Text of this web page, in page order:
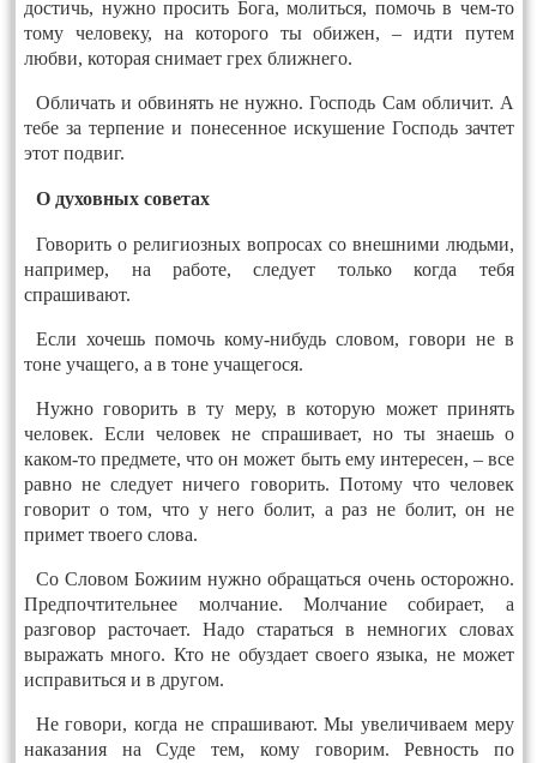
достичь, нужно просить Бога, молиться, помочь в чем-то
тому человеку, на которого ты обижен, – идти путем
любви, которая снимает грех ближнего.
Обличать и обвинять не нужно. Господь Сам обличит. А
тебе за терпение и понесенное искушение Господь зачтет
этот подвиг.
О духовных советах
Говорить о религиозных вопросах со внешними людьми,
например, на работе, следует только когда тебя
спрашивают.
Если хочешь помочь кому-нибудь словом, говори не в
тоне учащего, а в тоне учащегося.
Нужно говорить в ту меру, в которую может принять
человек. Если человек не спрашивает, но ты знаешь о
каком-то предмете, что он может быть ему интересен, – все
равно не следует ничего говорить. Потому что человек
говорит о том, что у него болит, а раз не болит, он не
примет твоего слова.
Со Словом Божиим нужно обращаться очень осторожно.
Предпочтительнее молчание. Молчание собирает, а
разговор расточает. Надо стараться в немногих словах
выражать много. Кто не обуздает своего языка, не может
исправиться и в другом.
Не говори, когда не спрашивают. Мы увеличиваем меру
наказания на Суде тем, кому говорим. Ревность по